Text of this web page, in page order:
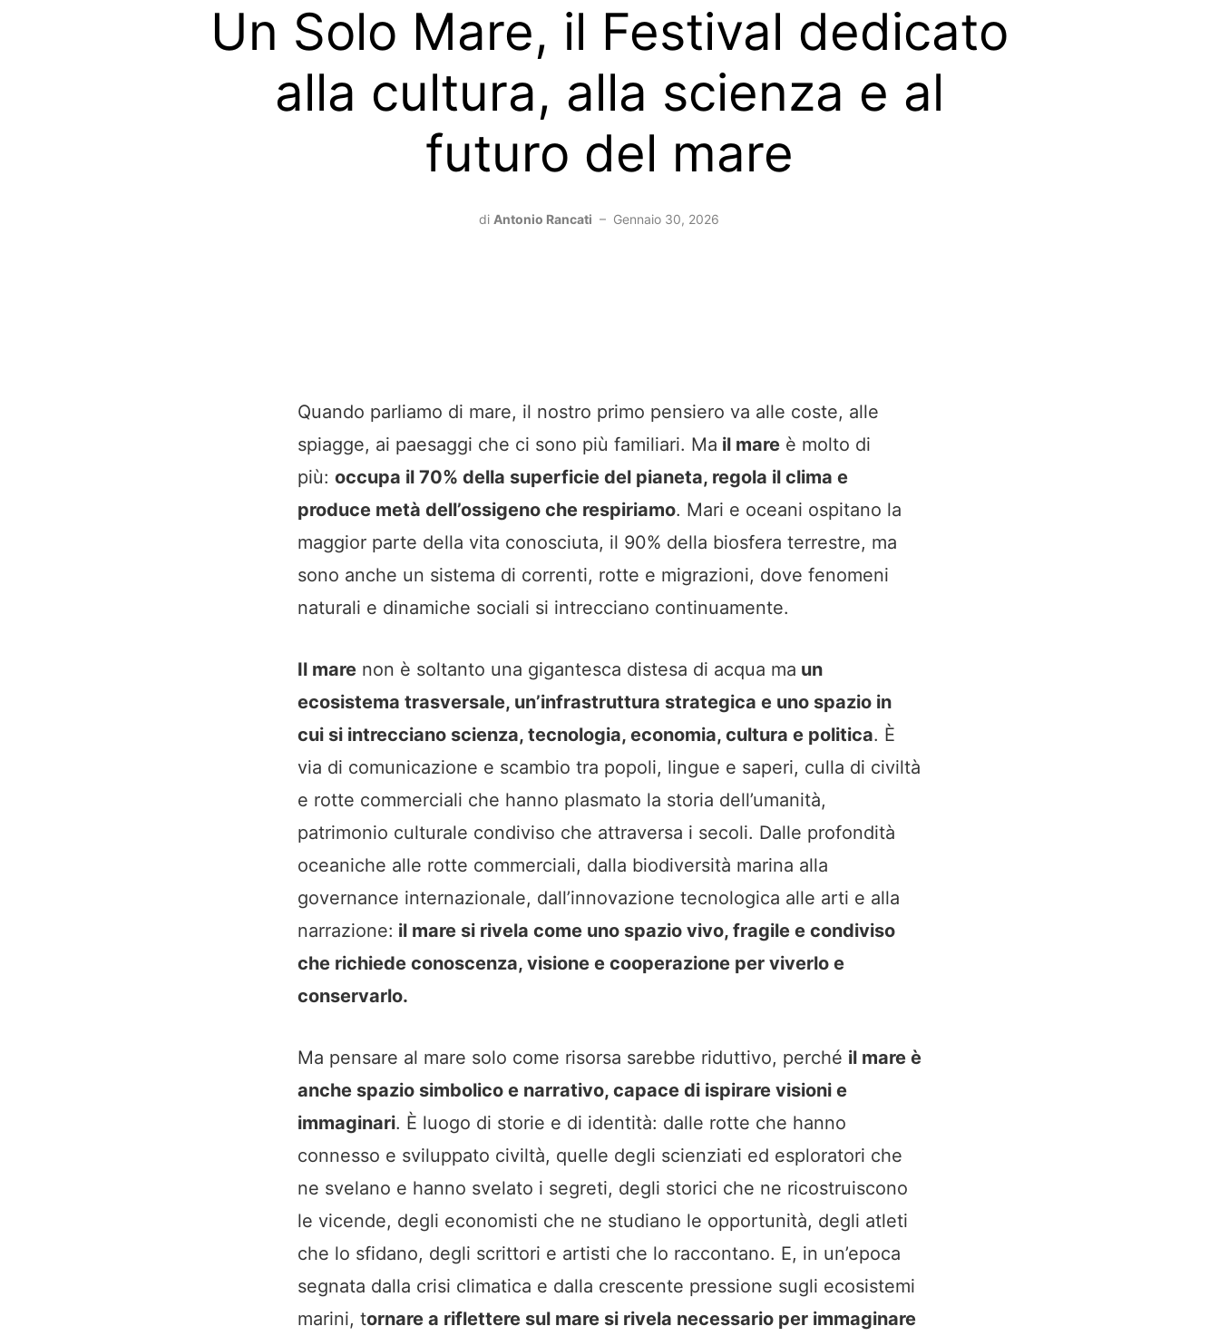
Un Solo Mare, il Festival dedicato
alla cultura, alla scienza e al
futuro del mare
di Antonio Rancati – Gennaio 30, 2026
Quando parliamo di mare, il nostro primo pensiero va alle coste, alle
spiagge, ai paesaggi che ci sono più familiari. Ma il mare è molto di
più: occupa il 70% della superficie del pianeta, regola il clima e
produce metà dell’ossigeno che respiriamo. Mari e oceani ospitano la
maggior parte della vita conosciuta, il 90% della biosfera terrestre, ma
sono anche un sistema di correnti, rotte e migrazioni, dove fenomeni
naturali e dinamiche sociali si intrecciano continuamente.
Il mare non è soltanto una gigantesca distesa di acqua ma un
ecosistema trasversale, un’infrastruttura strategica e uno spazio in
cui si intrecciano scienza, tecnologia, economia, cultura e politica. È
via di comunicazione e scambio tra popoli, lingue e saperi, culla di civiltà
e rotte commerciali che hanno plasmato la storia dell’umanità,
patrimonio culturale condiviso che attraversa i secoli. Dalle profondità
oceaniche alle rotte commerciali, dalla biodiversità marina alla
governance internazionale, dall’innovazione tecnologica alle arti e alla
narrazione: il mare si rivela come uno spazio vivo, fragile e condiviso
che richiede conoscenza, visione e cooperazione per viverlo e
conservarlo.
Ma pensare al mare solo come risorsa sarebbe riduttivo, perché il mare è
anche spazio simbolico e narrativo, capace di ispirare visioni e
immaginari. È luogo di storie e di identità: dalle rotte che hanno
connesso e sviluppato civiltà, quelle degli scienziati ed esploratori che
ne svelano e hanno svelato i segreti, degli storici che ne ricostruiscono
le vicende, degli economisti che ne studiano le opportunità, degli atleti
che lo sfidano, degli scrittori e artisti che lo raccontano. E, in un’epoca
segnata dalla crisi climatica e dalla crescente pressione sugli ecosistemi
marini, tornare a riflettere sul mare si rivela necessario per immaginare